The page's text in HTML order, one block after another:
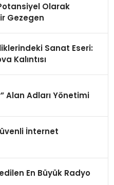
Olarak
Gezegen
Sanat Eseri:
Kalıntısı
Alan Adları Yönetimi
İnternet
En Büyük Radyo